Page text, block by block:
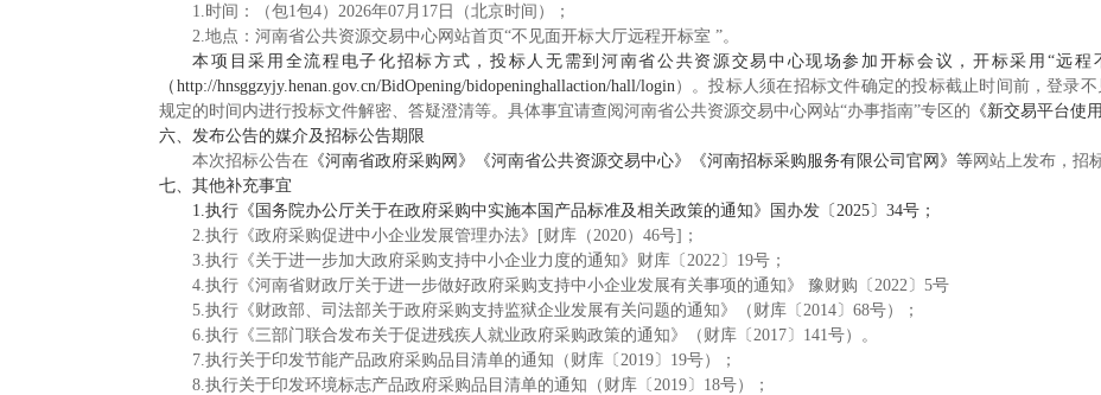
1.时间：
（包1包4）2026年07月17日（北京时间）；
2.地点：河南省公共资源交易中心网站首页“不见面开标大厅远程开标室 ”。
本项目采用全流程电子化招标方式， 投标人无需到河南省公共资源交易中心现场参加开标会议，开标采用“远
（ http://hnsggzyjy.henan.gov.cn/BidOpening/bidopeninghallaction/hall/login）。投标人须在招标文件确定的投标截止时间前，登录
规定的时间内进行投标文件解密、答疑澄清等。具体事宜请查阅河南省公共资源交易中心网站“办事指南”专区的 《新交易平台使
六、发布公告的媒介及招标公告期限
本次招标公告在 《河南省政府采购网》《河南省公共资源交易中心》 《河南招标采购服务有限公司官网》等网站上发布，招
七、其他补充事宜
1.执行《国务院办公厅关于在政府采购中实施本国产品标准及相关政策的通知》国办发〔2025〕34号；
2.执行《政府采购促进中小企业发展管理办法》[财库（2020）46号]；
3.执行《关于进一步加大政府采购支持中小企业力度的通知》 财库〔2022〕19号；
4.执行《河南省财政厅关于进一步做好政府采购支持中小企业发展有关事项的通知》豫财购〔2022〕5号
5.执行《财政部、司法部关于政府采购支持监狱企业发展有关问题的通知》（财库〔2014〕68号）；
6.执行《三部门联合发布关于促进残疾人就业政府采购政策的通知》（财库〔2017〕141号）。
7.执行关于印发节能产品政府采购品目清单的通知（财库〔2019〕19号）；
8.执行关于印发环境标志产品政府采购品目清单的通知（财库〔2019〕18号）；